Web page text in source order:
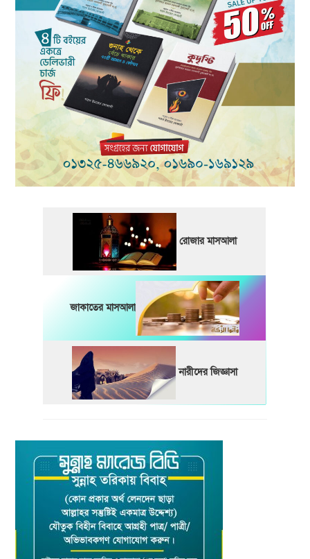
রোজার মাসআলা
জাকাতের মাসআলা
নারীদের জিজ্ঞাসা